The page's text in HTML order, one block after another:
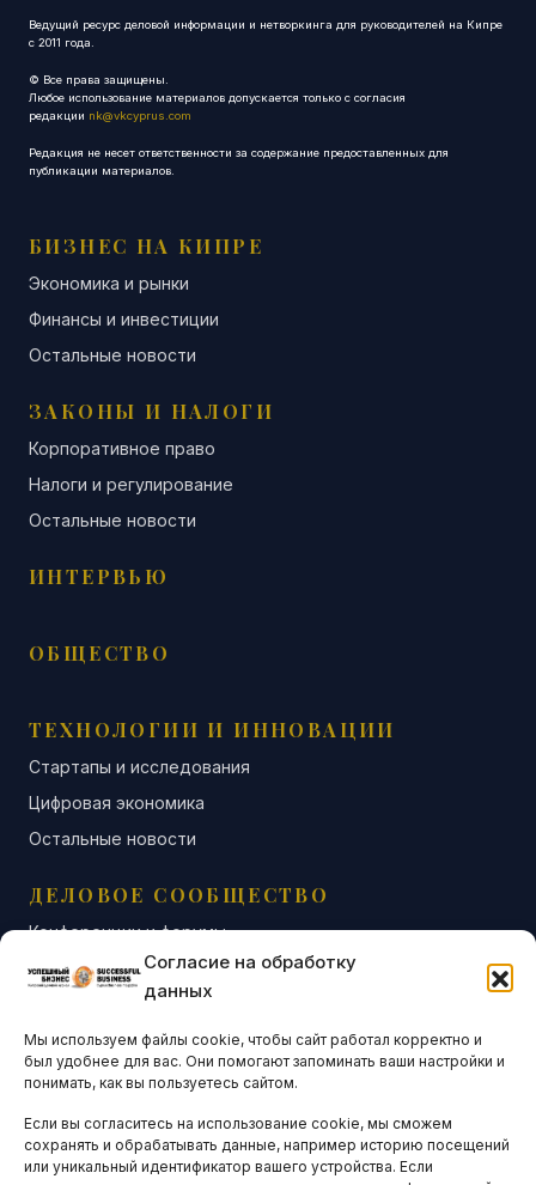
Согласие на обработку
данных
Мы используем файлы cookie, чтобы сайт работал корректно и
был удобнее для вас. Они помогают запоминать ваши настройки и
понимать, как вы пользуетесь сайтом.
Если вы согласитесь на использование cookie, мы сможем
сохранять и обрабатывать данные, например историю посещений
или уникальный идентификатор вашего устройства. Если
Ведущий ресурс деловой информации и нетворкинга для руководителей на Кипре
с 2011 года.
© Все права защищены.
Любое использование материалов допускается только с согласия
редакции nk@vkcyprus.com
Редакция не несет ответственности за содержание предоставленных для
публикации материалов.
БИЗНЕС НА КИПРЕ
Экономика и рынки
Финансы и инвестиции
Остальные новости
ЗАКОНЫ И НАЛОГИ
Корпоративное право
Налоги и регулирование
Остальные новости
ИНТЕРВЬЮ
ОБЩЕСТВО
ТЕХНОЛОГИИ И ИННОВАЦИИ
Стартапы и исследования
Цифровая экономика
Остальные новости
ДЕЛОВОЕ СООБЩЕСТВО
Конференции и форумы
Бизнес-клубы и ассоциации
Остальные новости
АНАЛИТИКА И СТАТИСТИКА
ARTICLES IN ENGLISH